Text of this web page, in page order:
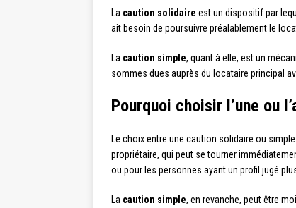
La caution solidaire est un dispositif par
ait besoin de poursuivre préalablement le
La caution simple, quant à elle, est un
sommes dues auprès du locataire principal
Pourquoi choisir l’une ou
Le choix entre une caution solidaire ou
propriétaire, qui peut se tourner
ou pour les personnes ayant un profil jugé
La caution simple, en revanche, peut être